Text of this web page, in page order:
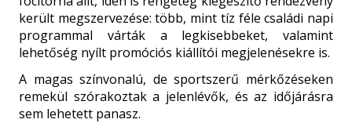
került megszervezése: több, mint tíz féle családi napi
programmal várták a legkisebbeket, valamint
lehetőség nyílt promóciós kiállítói megjelenésekre is.
A magas színvonalú, de sportszerű mérkőzéseken
remekül szórakoztak a jelenlévők, és az időjárásra
sem lehetett panasz.